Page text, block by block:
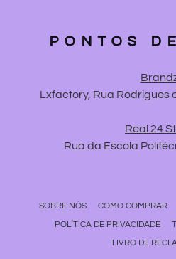
PONTOS
Lxfactory, Rua Rodrigues
Real 24
Rua da Escola
SOBRE NÓS COMO COMPRAR
POLÍTICA DE PRIVACIDADE
LIVRO DE